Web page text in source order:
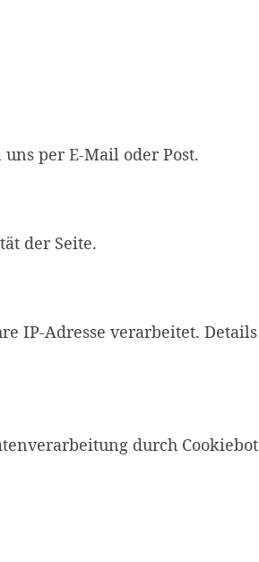
per E-Mail oder Post.
der Seite.
IP-Adresse verarbeitet. Details
durch Cookiebot